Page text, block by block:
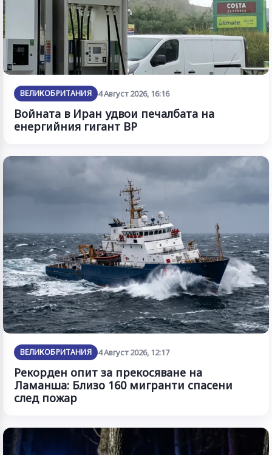
ВЕЛИКОБРИТАНИЯ 4 Август 2026, 16:16
Войната в Иран удвои печалбата на
енергийния гигант BP
ВЕЛИКОБРИТАНИЯ 4 Август 2026, 12:17
Рекорден опит за прекосяване на
Ламанша: Близо 160 мигранти спасени
след пожар